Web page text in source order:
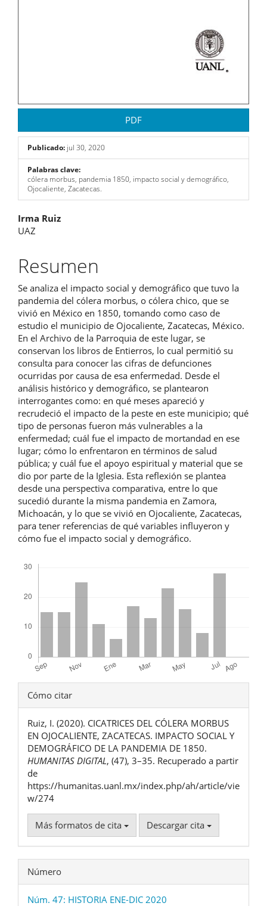
PDF
Publicado: jul 30, 2020
Palabras clave:
cólera morbus, pandemia 1850, impacto social y demográfico,
Ojocaliente, Zacatecas.
Contenido
principal
del
artículo
Irma Ruiz
UAZ
Resumen
Se analiza el impacto social y demográfico que tuvo la
pandemia del cólera morbus, o cólera chico, que se
vivió en México en 1850, tomando como caso de
estudio el municipio de Ojocaliente, Zacatecas, México.
En el Archivo de la Parroquia de este lugar, se
conservan los libros de Entierros, lo cual permitió su
consulta para conocer las cifras de defunciones
ocurridas por causa de esa enfermedad. Desde el
análisis histórico y demográfico, se plantearon
interrogantes como: en qué meses apareció y
recrudeció el impacto de la peste en este municipio; qué
tipo de personas fueron más vulnerables a la
enfermedad; cuál fue el impacto de mortandad en ese
lugar; cómo lo enfrentaron en términos de salud
pública; y cuál fue el apoyo espiritual y material que se
dio por parte de la Iglesia. Esta reflexión se plantea
desde una perspectiva comparativa, entre lo que
sucedió durante la misma pandemia en Zamora,
Michoacán, y lo que se vivió en Ojocaliente, Zacatecas,
para tener referencias de qué variables influyeron y
cómo fue el impacto social y demográfico.
Detalles
del
artículo
Cómo citar
Ruiz, I. (2020). CICATRICES DEL CÓLERA MORBUS
EN OJOCALIENTE, ZACATECAS. IMPACTO SOCIAL Y
DEMOGRÁFICO DE LA PANDEMIA DE 1850.
HUMANITAS DIGITAL, (47), 3–35. Recuperado a partir
de
https://humanitas.uanl.mx/index.php/ah/article/vie
w/274
Más formatos de cita Descargar cita
Número
Núm. 47: HISTORIA ENE-DIC 2020